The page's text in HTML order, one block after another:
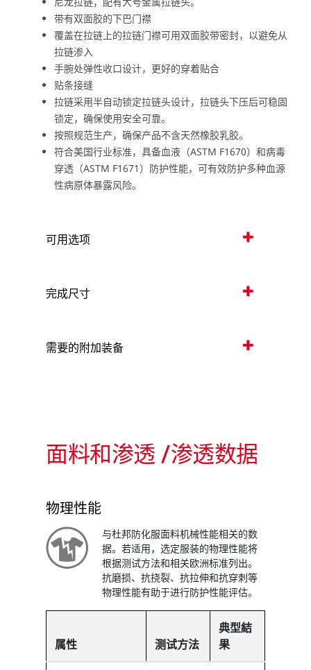
带有双面胶的下巴门襟
覆盖在拉链上的拉链门襟可用双面胶带密封，以避免从
拉链渗入
手腕处弹性收口设计，更好的穿着贴合
贴条接缝
拉链采用半自动锁定拉链头设计，拉链头下压后可稳固
锁定，确保使用安全可靠。
按照规范生产，确保产品不含天然橡胶乳胶。
符合美国行业标准，具备血液（ASTM F1670）和病毒
穿透（ASTM F1671）防护性能，可有效防护多种血源
性病原体暴露风险。
可用选项
完成尺寸
需要的附加装备
面料和渗透 /渗透数据
物理性能
与杜邦防化服面料机械性能相关的数
据。若适用，选定服装的物理性能将
根据测试方法和相关欧洲标准列出。
抗磨损、抗挠裂、抗拉伸和抗穿刺等
物理性能有助于进行防护性能评估。
属性 测试方法
典型結
果